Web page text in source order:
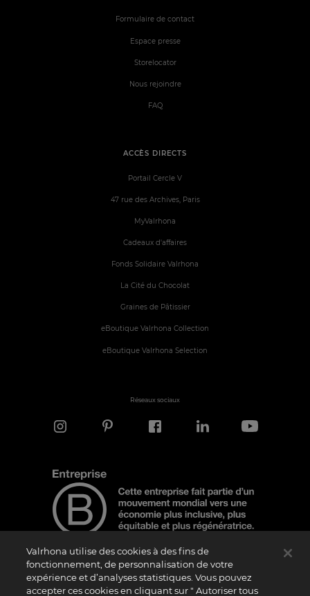
ACCÈS DIRECTS
Portail Cercle V
47 rue des Archives, Paris
MyValrhona
Cadeaux d'affaires
Fonds Solidaire Valrhona
La Cité du Chocolat
Graines de Pâtissier
eBoutique Valrhona Collection
eBoutique Valrhona Selection
Formulaire de contact
Espace presse
Storelocator
Nous rejoindre
FAQ
Réseaux sociaux
Note d'information
Valrhona utilise des cookies à des fins de
fonctionnement, de personnalisation de votre
expérience et d’analyses statistiques. Vous pouvez
accepter ces cookies en cliquant sur " Autoriser tous